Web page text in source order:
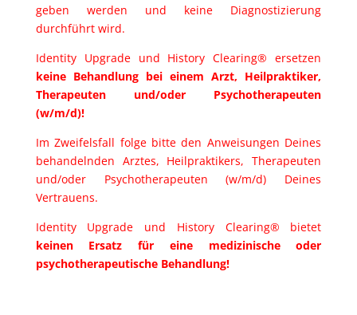
geben werden und keine Diagnostizierung
durchführt wird.
Identity Upgrade und History Clearing® ersetzen
keine Behandlung bei einem Arzt, Heilpraktiker,
Therapeuten und/oder Psychotherapeuten
(w/m/d)!
Im Zweifelsfall folge bitte den Anweisungen Deines
behandelnden Arztes, Heilpraktikers, Therapeuten
und/oder Psychotherapeuten (w/m/d) Deines
Vertrauens.
Identity Upgrade und History Clearing® bietet
keinen Ersatz für eine medizinische oder
psychotherapeutische Behandlung!